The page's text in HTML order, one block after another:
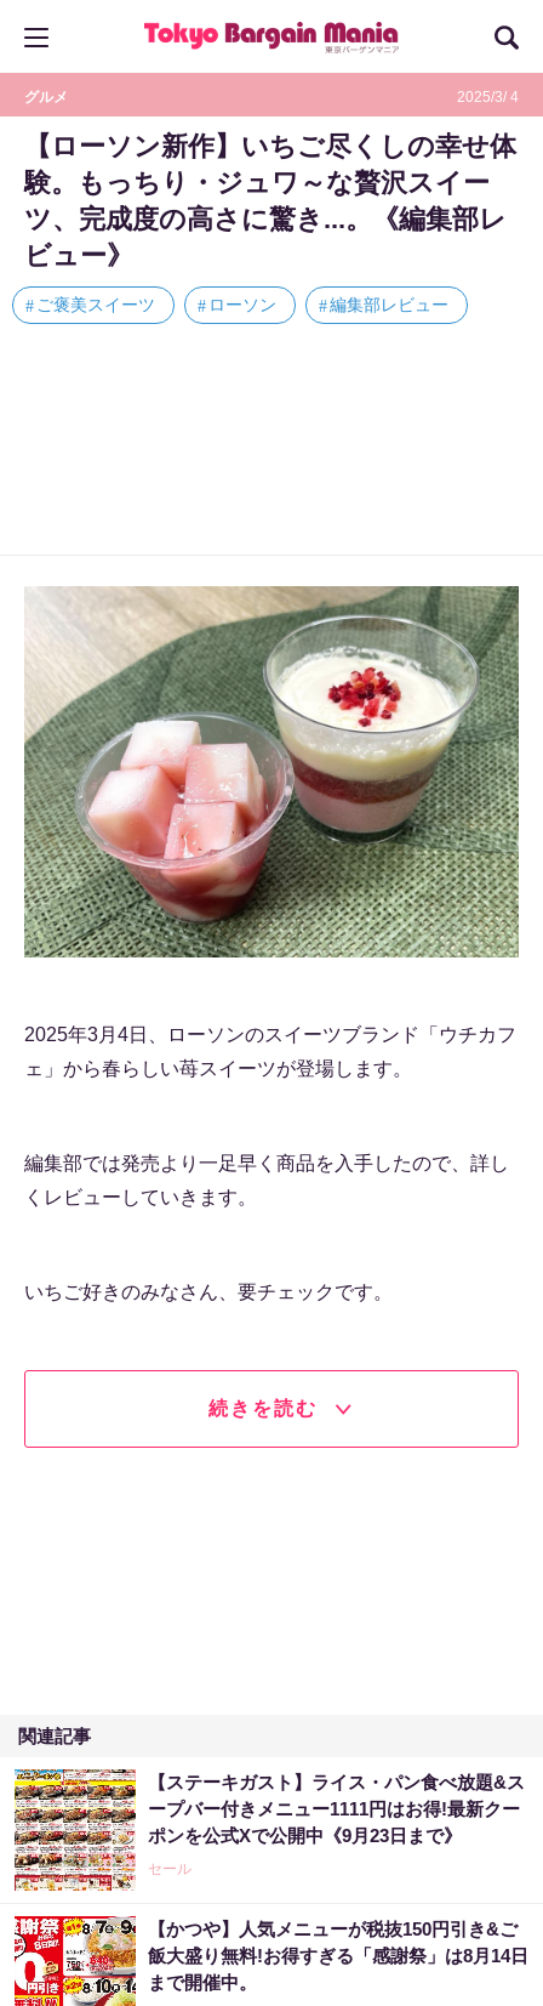
グルメ 2025/3/ 4
【ローソン新作】いちご尽くしの幸せ体
験。もっちり・ジュワ～な贅沢スイー
ツ、完成度の高さに驚き...。《編集部レ
ビュー》
ご褒美スイーツ ローソン 編集部レビュー
2025年3月4日、ローソンのスイーツブランド「ウチカフ
ェ」から春らしい苺スイーツが登場します。
編集部では発売より一足早く商品を入手したので、詳し
くレビューしていきます。
いちご好きのみなさん、要チェックです。
続きを読む
関連記事
【ステーキガスト】ライス・パン食べ放題&ス
ープバー付きメニュー1111円はお得!最新クー
ポンを公式Xで公開中《9月23日まで》
セール
【かつや】人気メニューが税抜150円引き&ご
飯大盛り無料!お得すぎる「感謝祭」は8月14日
まで開催中。